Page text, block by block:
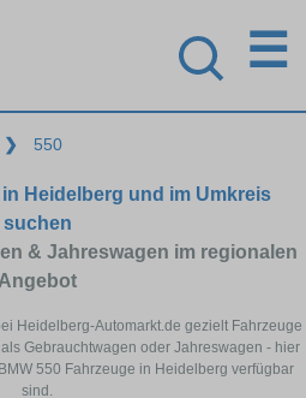
☰
❯ 550
Heidelberg und im Umkreis
suchen
& Jahreswagen im regionalen
Angebot
Heidelberg-Automarkt.de gezielt Fahrzeuge
Gebrauchtwagen oder Jahreswagen - hier
550 Fahrzeuge in Heidelberg verfügbar
sind.